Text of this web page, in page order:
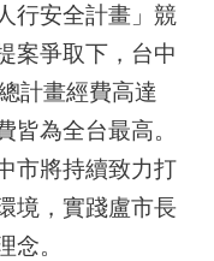
行安全計畫」競
案爭取下，台中
計畫經費高達
為全台最高。
市將持續致力打
境，實踐盧市長
念。